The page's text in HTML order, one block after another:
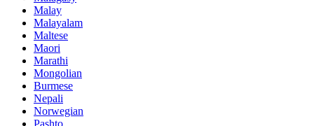
Malay
Malayalam
Maltese
Maori
Marathi
Mongolian
Burmese
Nepali
Norwegian
Pashto